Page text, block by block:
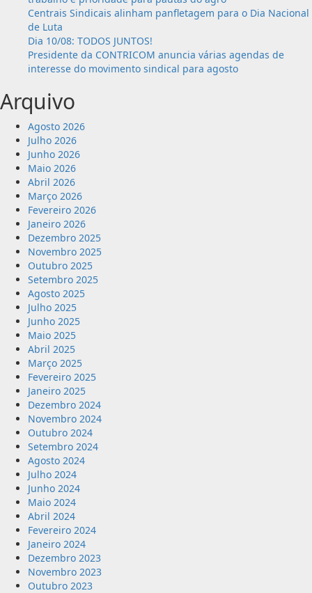
Centrais Sindicais alinham panfletagem para o Dia Nacional
de Luta
Dia 10/08: TODOS JUNTOS!
Presidente da CONTRICOM anuncia várias agendas de
interesse do movimento sindical para agosto
Arquivo
Agosto 2026
Julho 2026
Junho 2026
Maio 2026
Abril 2026
Março 2026
Fevereiro 2026
Janeiro 2026
Dezembro 2025
Novembro 2025
Outubro 2025
Setembro 2025
Agosto 2025
Julho 2025
Junho 2025
Maio 2025
Abril 2025
Março 2025
Fevereiro 2025
Janeiro 2025
Dezembro 2024
Novembro 2024
Outubro 2024
Setembro 2024
Agosto 2024
Julho 2024
Junho 2024
Maio 2024
Abril 2024
Fevereiro 2024
Janeiro 2024
Dezembro 2023
Novembro 2023
Outubro 2023